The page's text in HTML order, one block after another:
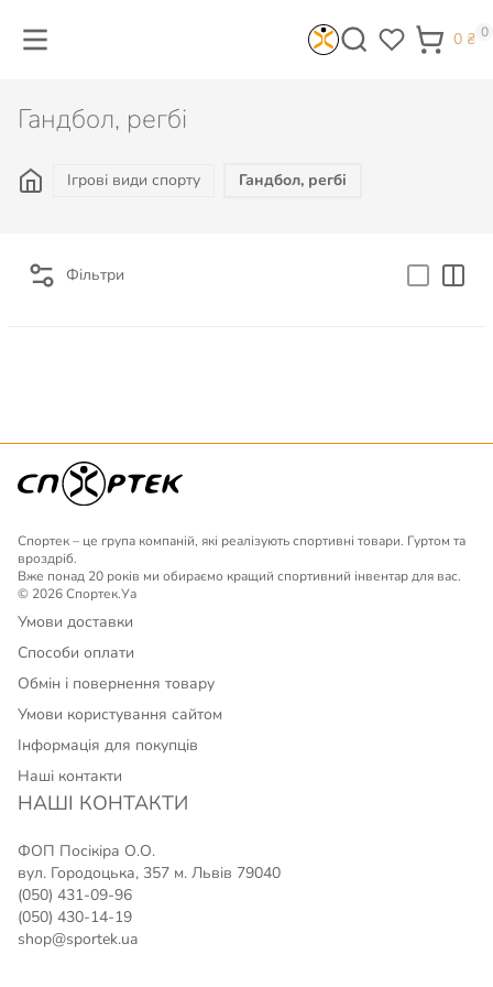
0 ₴ 0
Гандбол, регбі
Ігрові види спорту Гандбол, регбі
Фільтри
Спортек – це група компаній, які реалізують спортивні товари. Гуртом та
вроздріб.
Вже понад 20 років ми обираємо кращий спортивний інвентар для вас.
© 2026 Спортек.Уа
Умови доставки
Способи оплати
Обмін і повернення товару
Умови користування сайтом
Інформація для покупців
Наші контакти
НАШІ КОНТАКТИ
ФОП Посікіра О.О.
вул. Городоцька, 357 м. Львів 79040
(050) 431-09-96
(050) 430-14-19
shop@sportek.ua